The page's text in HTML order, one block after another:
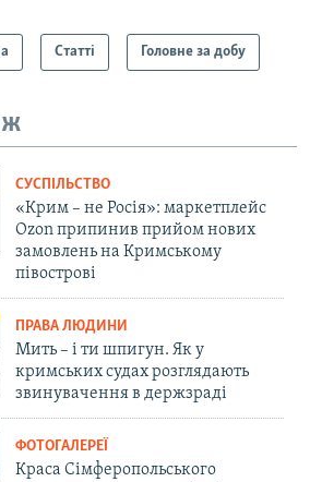
Статті Головне за добу
СУСПІЛЬСТВО
«Крим – не Росія»: маркетплейс
Ozon припинив прийом нових
замовлень на Кримському
півострові
ПРАВА ЛЮДИНИ
Мить – і ти шпигун. Як у
кримських судах розглядають
звинувачення в держзраді
ФОТОГАЛЕРЕЇ
Краса Сімферопольського